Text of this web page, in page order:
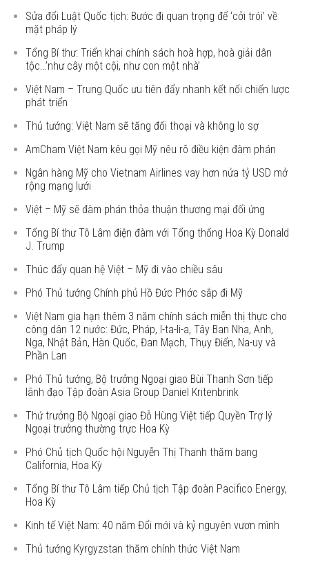
Sửa đổi Luật Quốc tịch: Bước đi quan trọng để ‘cởi trói’ về
mặt pháp lý
Tổng Bí thư: Triển khai chính sách hoà hợp, hoà giải dân
tộc…’như cây một cội, như con một nhà’
Việt Nam – Trung Quốc ưu tiên đẩy nhanh kết nối chiến lược
phát triển
Thủ tướng: Việt Nam sẽ tăng đối thoại và không lo sợ
AmCham Việt Nam kêu gọi Mỹ nêu rõ điều kiện đàm phán
Ngân hàng Mỹ cho Vietnam Airlines vay hơn nửa tỷ USD mở
rộng mạng lưới
Việt – Mỹ sẽ đàm phán thỏa thuận thương mại đối ứng
Tổng Bí thư Tô Lâm điện đàm với Tổng thống Hoa Kỳ Donald
J. Trump
Thúc đẩy quan hệ Việt – Mỹ đi vào chiều sâu
Phó Thủ tướng Chính phủ Hồ Đức Phớc sắp đi Mỹ
Việt Nam gia hạn thêm 3 năm chính sách miễn thị thực cho
công dân 12 nước: Đức, Pháp, I-ta-li-a, Tây Ban Nha, Anh,
Nga, Nhật Bản, Hàn Quốc, Đan Mạch, Thụy Điển, Na-uy và
Phần Lan
Phó Thủ tướng, Bộ trưởng Ngoại giao Bùi Thanh Sơn tiếp
lãnh đạo Tập đoàn Asia Group Daniel Kritenbrink
Thứ trưởng Bộ Ngoại giao Đỗ Hùng Việt tiếp Quyền Trợ lý
Ngoại trưởng thường trực Hoa Kỳ
Phó Chủ tịch Quốc hội Nguyễn Thị Thanh thăm bang
California, Hoa Kỳ
Tổng Bí thư Tô Lâm tiếp Chủ tịch Tập đoàn Pacifico Energy,
Hoa Kỳ
Kinh tế Việt Nam: 40 năm Đổi mới và kỷ nguyên vươn mình
Thủ tướng Kyrgyzstan thăm chính thức Việt Nam